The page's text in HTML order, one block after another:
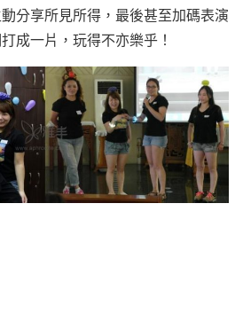
分享所見所得，最後甚至加碼表演
成一片，玩得不亦樂乎！